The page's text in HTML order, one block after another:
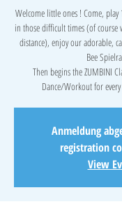
Welcome little ones ! Come,
in those difficult times (of
distance), enjoy our adorable,
Bee
Then begins the ZUMBINI
Anmeldung
registration
View